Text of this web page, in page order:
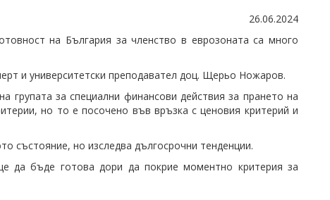
26.06.2024
на България за членство в еврозоната са много
и университетски преподавател доц. Щерьо Ножаров.
групата за специални финансови действия за прането на
но то е посочено във връзка с ценовия критерий и
състояние, но изследва дългосрочни тенденции.
да бъде готова дори да покрие моментно критерия за